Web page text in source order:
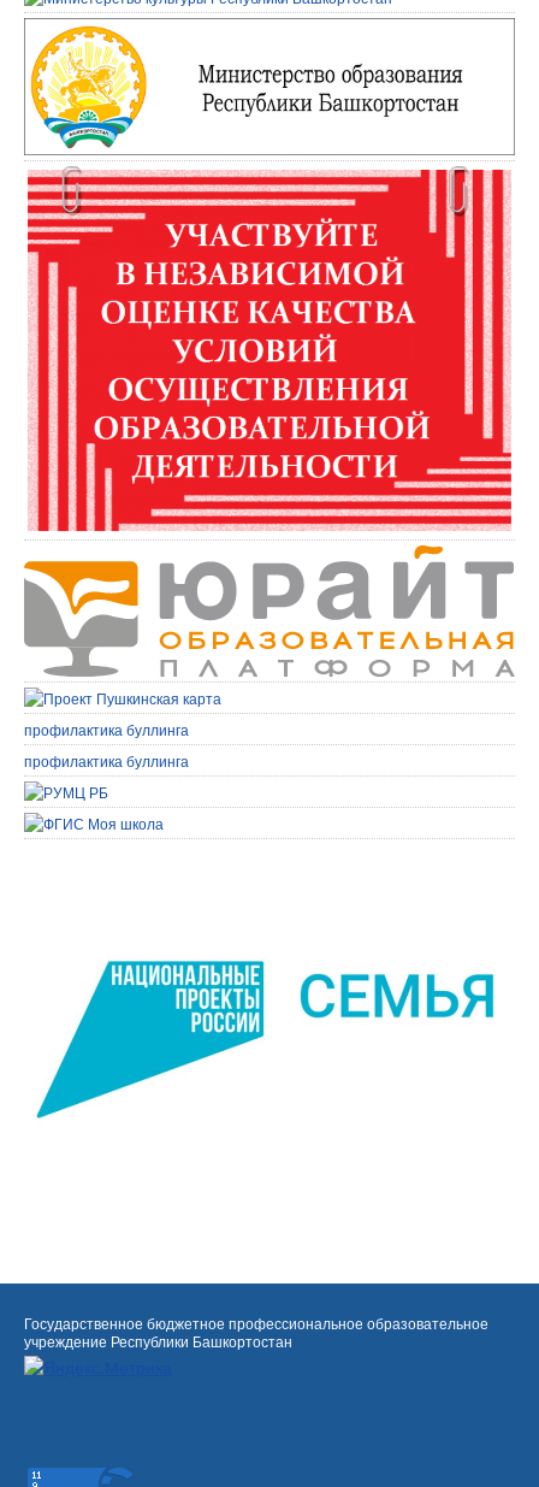
профилактика буллинга
профилактика буллинга
Государственное бюджетное профессиональное образовательное
учреждение Республики Башкортостан